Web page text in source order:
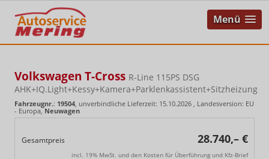
Menü
Volkswagen T-Cross R-Line 115PS DSG
AHK+IQ.Light+Kessy+Kamera+Parklenkassistent+Sitzheizung
Fahrzeugnr.: 19504, unverbindliche Lieferzeit: 15.10.2026 , Landesversion: EU
- Europa,Neuwagen
Gesamtpreis 28.740,– €
incl. 19% MwSt. und den Kosten für Überführung und Kfz-Brief